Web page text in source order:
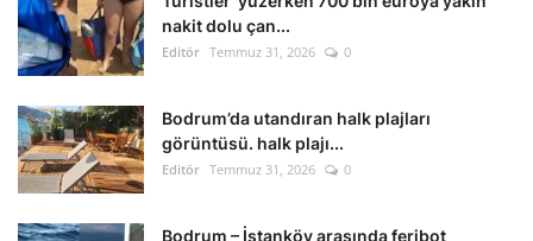
Kültür Sanat Tarih
Sağlık
Ekonomi
Gündem
nakit dolu çan...
Editör Temmuz 31, 2026 0
Bodrum’da utandıran halk plajları
görüntüsü. halk plajı...
Editör Temmuz 31, 2026 0
Bodrum – İstanköy arasında feribot